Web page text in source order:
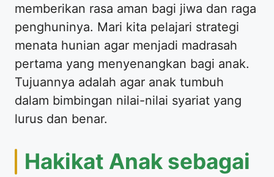
memberikan rasa aman bagi jiwa dan raga
penghuninya. Mari kita pelajari strategi
menata hunian agar menjadi madrasah
pertama yang menyenangkan bagi anak.
Tujuannya adalah agar anak tumbuh
dalam bimbingan nilai-nilai syariat yang
lurus dan benar.
Hakikat Anak sebagai